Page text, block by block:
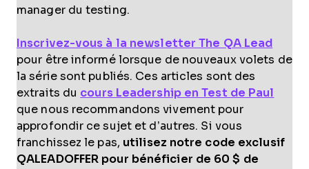
manager du testing.
Inscrivez-vous à la newsletter The QA Lead
pour être informé lorsque de nouveaux volets de
la série sont publiés. Ces articles sont des
extraits du cours Leadership en Test de Paul
que nous recommandons vivement pour
approfondir ce sujet et d’autres. Si vous
franchissez le pas, utilisez notre code exclusif
QALEADOFFER pour bénéficier de 60 $ de